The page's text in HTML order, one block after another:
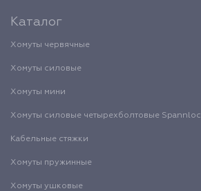
Каталог
Хомуты червячные
Хомуты силовые
Хомуты мини
Хомуты силовые четырехболтовые Spannloc
Кабельные стяжки
Хомуты пружинные
Хомуты ушковые